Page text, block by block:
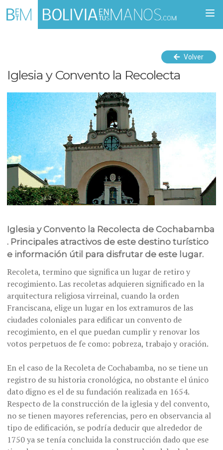
Volver
Iglesia y Convento la Recolecta
Iglesia y Convento la Recolecta de Cochabamba
. Principales atractivos de este destino turístico
e información útil para disfrutar de este lugar.
Recoleta, termino que significa un lugar de retiro y
recogimiento. Las recoletas adquieren significado en la
arquitectura religiosa virreinal, cuando la orden
Franciscana, elige un lugar en los extramuros de las
ciudades coloniales para edificar un convento de
recogimiento, en el que puedan cumplir y renovar los
votos perpetuos de fe como: pobreza, trabajo y oración.
En el caso de la Recoleta de Cochabamba, no se tiene un
registro de su historia cronológica, no obstante el único
dato digno es el de su fundación realizada en 1654.
Respecto de la construcción de la iglesia y del convento,
no se tienen mayores referencias, pero en observancia al
tipo de edificación, se podría deducir que alrededor de
1750 ya se tenía concluida la construcción dado que ese